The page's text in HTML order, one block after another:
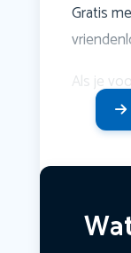
Gratis
Als je